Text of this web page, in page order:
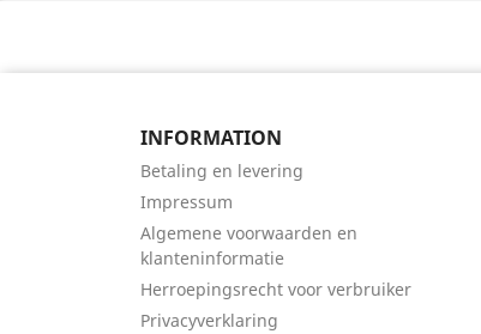
INFORMATION
Betaling en levering
Impressum
Algemene voorwaarden en
klanteninformatie
Herroepingsrecht voor verbruiker
Privacyverklaring